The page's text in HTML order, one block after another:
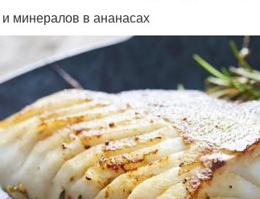
минералов в ананасах